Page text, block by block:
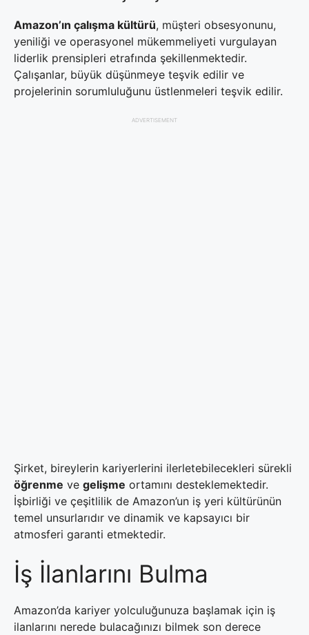
Amazon’ın çalışma kültürü, müşteri obsesyonunu,
yeniliği ve operasyonel mükemmeliyeti vurgulayan
liderlik prensipleri etrafında şekillenmektedir.
Çalışanlar, büyük düşünmeye teşvik edilir ve
projelerinin sorumluluğunu üstlenmeleri teşvik edilir.
ADVERTISEMENT
Şirket, bireylerin kariyerlerini ilerletebilecekleri sürekli
öğrenme ve gelişme ortamını desteklemektedir.
İşbirliği ve çeşitlilik de Amazon’un iş yeri kültürünün
temel unsurlarıdır ve dinamik ve kapsayıcı bir
atmosferi garanti etmektedir.
İş İlanlarını Bulma
Amazon’da kariyer yolculuğunuza başlamak için iş
ilanlarını nerede bulacağınızı bilmek son derece